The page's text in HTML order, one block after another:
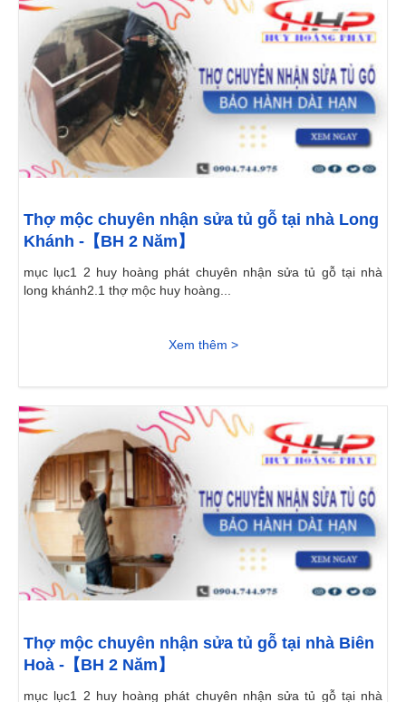
Thợ mộc chuyên nhận sửa tủ gỗ tại nhà Long
Khánh -【BH 2 Năm】
mục lục1 2 huy hoàng phát chuyên nhận sửa tủ gỗ tại nhà
long khánh2.1 thợ mộc huy hoàng...
Xem thêm >
Thợ mộc chuyên nhận sửa tủ gỗ tại nhà Biên
Hoà -【BH 2 Năm】
mục lục1 2 huy hoàng phát chuyên nhận sửa tủ gỗ tại nhà